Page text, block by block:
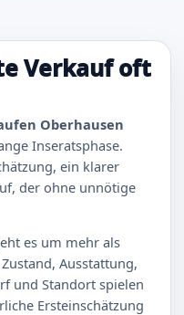
Verkauf oft
Oberhausen
Inseratsphase.
ein klarer
der ohne unnötige
es um mehr als
Ausstattung,
und Standort spielen
Ersteinschätzung